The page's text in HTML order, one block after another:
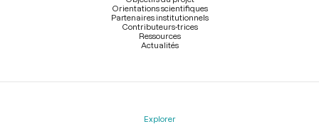
Orientations scientifiques
Partenaires institutionnels
Contributeurs-trices
Ressources
Actualités
Explorer